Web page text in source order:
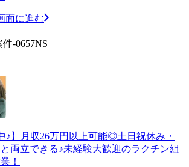
面に進む
-0657NS
♪】月収26万円以上可能◎土日祝休み・
両立できる♪未経験大歓迎のラクチン組
！